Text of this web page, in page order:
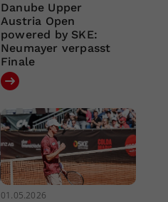
Danube Upper
Austria Open
powered by SKE:
Neumayer verpasst
Finale
01.05.2026